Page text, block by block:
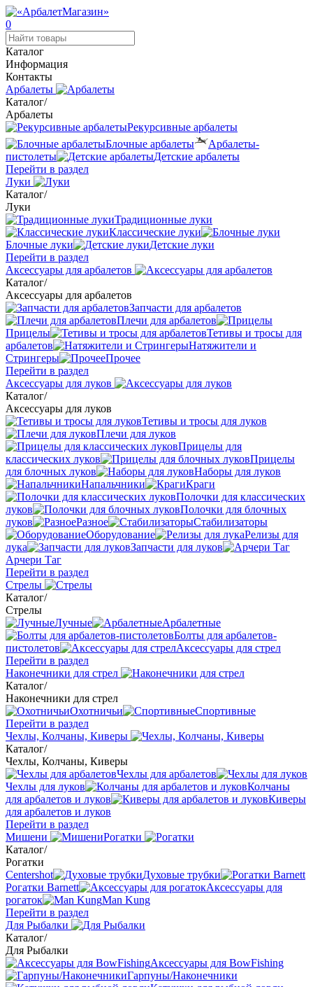
0
Каталог
Информация
Контакты
Арбалеты
Каталог/
Арбалеты
Рекурсивные арбалеты
Блочные арбалеты
Арбалеты-
пистолеты
Детские арбалеты
Перейти в раздел
Луки
Каталог/
Луки
Традиционные луки
Классические луки
Блочные луки
Детские луки
Перейти в раздел
Аксессуары для арбалетов
Каталог/
Аксессуары для арбалетов
Запчасти для арбалетов
Плечи для арбалетов
Прицелы
Тетивы и тросы для
арбалетов
Натяжители и
Стрингеры
Прочее
Перейти в раздел
Аксессуары для луков
Каталог/
Аксессуары для луков
Тетивы и тросы для луков
Плечи для луков
Прицелы для
классических луков
Прицелы
для блочных луков
Наборы для луков
Напальчники
Краги
Полочки для классических
луков
Полочки для блочных
луков
Разное
Стабилизаторы
Оборудование
Релизы для
лука
Запчасти для луков
Арчери Таг
Перейти в раздел
Стрелы
Каталог/
Стрелы
Лучные
Арбалетные
Болты для арбалетов-
пистолетов
Аксессуары для стрел
Перейти в раздел
Наконечники для стрел
Каталог/
Наконечники для стрел
Охотничьи
Спортивные
Перейти в раздел
Чехлы, Колчаны, Киверы
Каталог/
Чехлы, Колчаны, Киверы
Чехлы для арбалетов
Чехлы для луков
Колчаны
для арбалетов и луков
Киверы
для арбалетов и луков
Перейти в раздел
Мишени
Рогатки
Каталог/
Рогатки
Centershot
Духовые трубки
Рогатки Barnett
Аксессуары для
рогаток
Man Kung
Перейти в раздел
Для Рыбалки
Каталог/
Для Рыбалки
Аксессуары для BowFishing
Гарпуны/Наконечники